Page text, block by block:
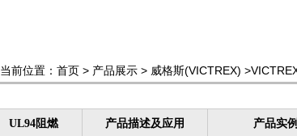
碳纤维复合材料自
作为一个塑料人 怎能不知这些塑料
塑料材料在家用小电器中
【塑料之谜】一开冰箱门 居然
ABS塑料杰出功能及成型加工性 被广泛
这些高性能塑料可以代替金属用于汽车
碳纤维复合材料自行
汽车应用中的工程塑料
当前位置： 首页 > 产品展示 > 威格斯(VICTREX)
UL94阻燃 产品描述及应用 产品实例